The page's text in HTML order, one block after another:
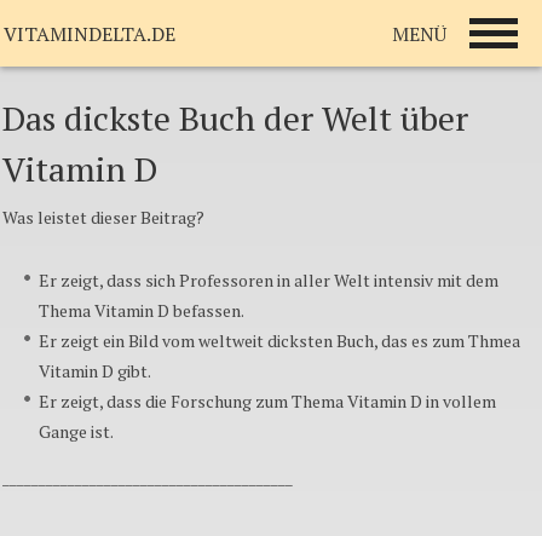
Das dickste Buch der Welt über
Vitamin D
Was leistet dieser Beitrag?
Er zeigt, dass sich Professoren in aller Welt intensiv mit dem
Thema Vitamin D befassen.
Er zeigt ein Bild vom weltweit dicksten Buch, das es zum Thmea
Vitamin D gibt.
Er zeigt, dass die Forschung zum Thema Vitamin D in vollem
Gange ist.
VITAMINDELTA.DE MENÜ